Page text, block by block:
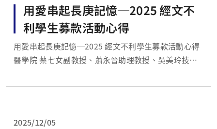
用愛串起長庚記憶─2025 經文不
利學生募款活動心得
用愛串起長庚記憶─2025 經文不利學生募款活動心得
醫學院 蔡七女副教授、蕭永晉助理教授、吳美玲技
化不利學生就學協助機制」，已讓超過二十萬人次受
2025/12/05